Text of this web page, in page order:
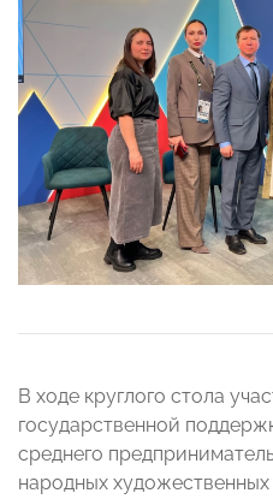
В ходе круглого стола
государственной
среднего
народных